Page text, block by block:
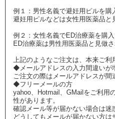
例１：男性名義で避妊用ピルを購
避妊用ピルなどは女性用医薬品と
例２：女性名義でED治療薬を購
ED治療薬は男性用医薬品と見做
上記のようなご注文は、本来ご利
◆メールアドレスの入力間違いが
ご注文の際はメールアドレスが間
◆フリーメールの方
yahoo、Hotmail、GMailをご利用
性があります。
確認メール等が届かない場合は迷
どうしてもメールが届かない方は
避妊・ピル
CREAM) 15gm
¥2,180
美容・スキンケア